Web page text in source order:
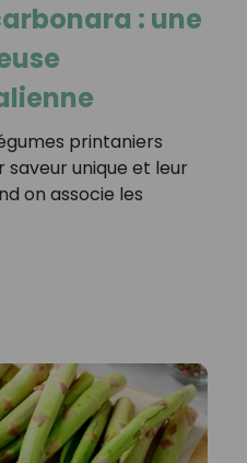
: une
printaniers
saveur unique et leur
on associe les